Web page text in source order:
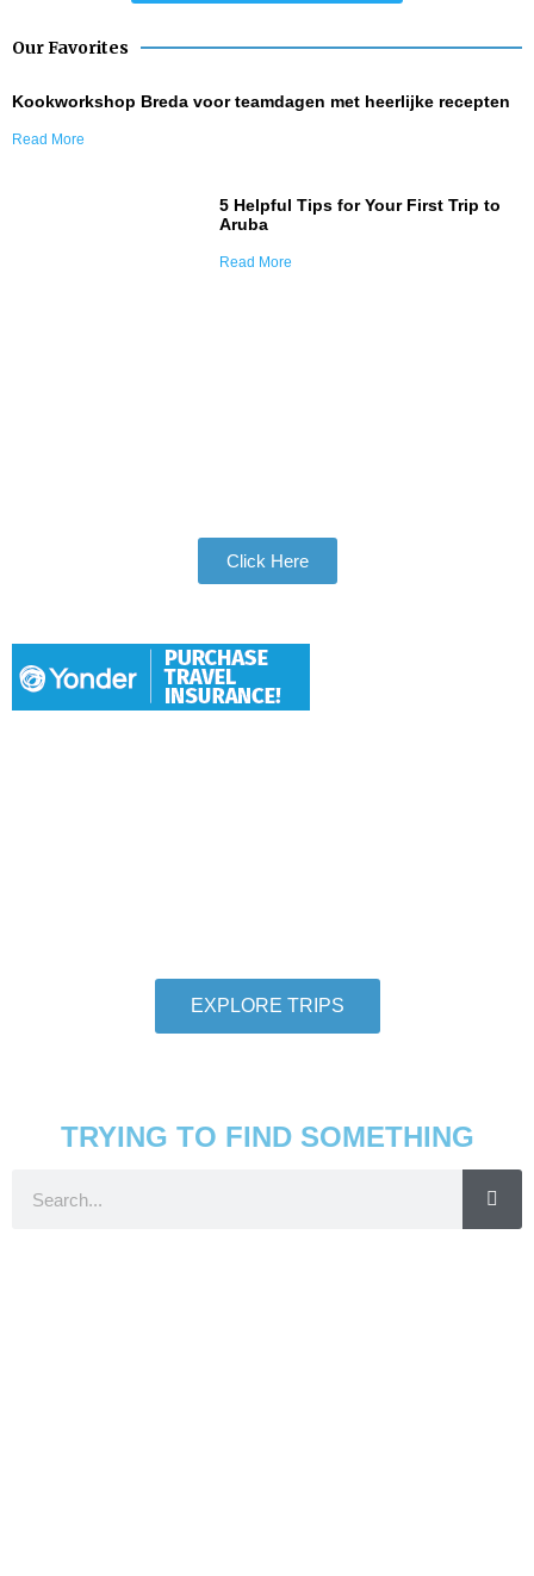
Our Favorites
Kookworkshop Breda voor teamdagen met heerlijke recepten
Read More
5 Helpful Tips for Your First Trip to
Aruba
Read More
Click Here
EXPLORE TRIPS
TRYING TO FIND SOMETHING